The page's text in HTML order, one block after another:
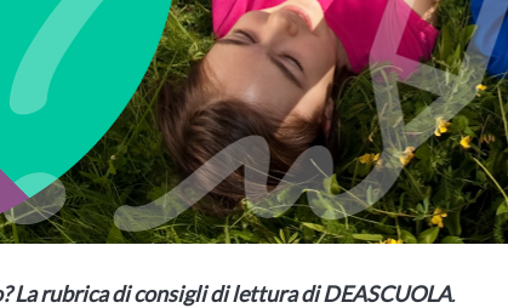
La rubrica di consigli di lettura di DEASCUOLA.